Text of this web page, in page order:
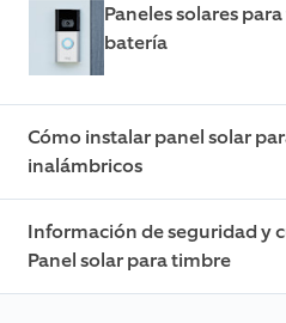
Paneles solares
batería
Cómo instalar panel solar
inalámbricos
Información de seguridad y
Panel solar para timbre